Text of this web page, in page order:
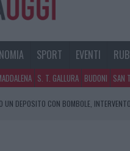
SPORT EVENTI
S. T. GALLURA BUDONI SAN
UN DEPOSITO CON BOMBOLE,